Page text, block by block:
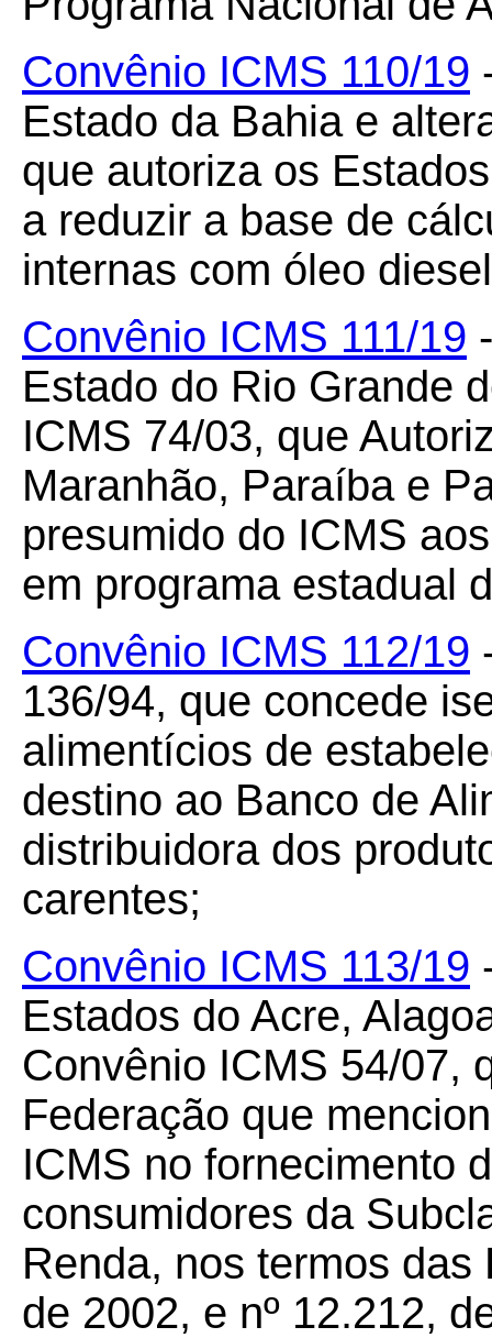
Convênio ICMS 110/19
Estado da Bahia e
que autoriza os
a reduzir a base de
internas com óleo
Convênio ICMS 111/19
Estado do Rio Grande
ICMS 74/03, que
Maranhão, Paraíba e
presumido do ICMS
em programa estadual
Convênio ICMS 112/19
136/94, que concede
alimentícios de
destino ao Banco de
distribuidora dos
carentes;
Convênio ICMS 113/19
Estados do Acre,
Convênio ICMS 54/07,
Federação que
ICMS no fornecimento
consumidores da
Renda, nos termos das
de 2002, e nº 12.212,